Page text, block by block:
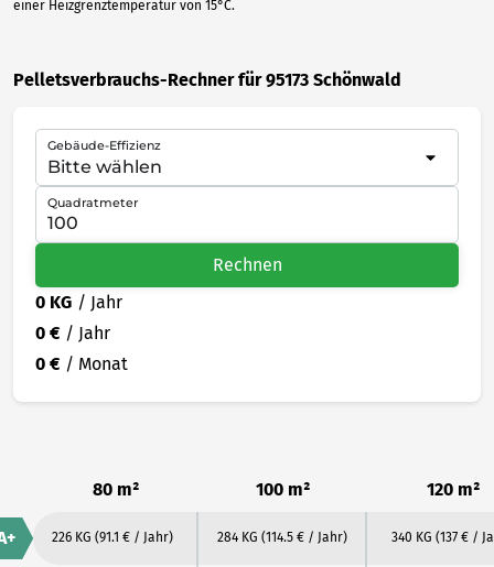
einer Heizgrenztemperatur von 15°C.
Pelletsverbrauchs-Rechner für 95173 Schönwald
Gebäude-Effizienz
Quadratmeter
Rechnen
0 KG / Jahr
0 € / Jahr
0 € / Monat
80 m² 100 m² 120 m²
226 KG (91.1 € / Jahr) 284 KG (114.5 € / Jahr) 340 KG (137 € /